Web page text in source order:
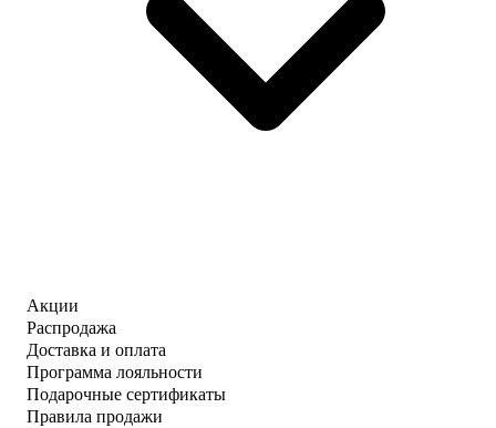
Акции
Распродажа
Доставка и оплата
Программа лояльности
Подарочные сертификаты
Правила продажи